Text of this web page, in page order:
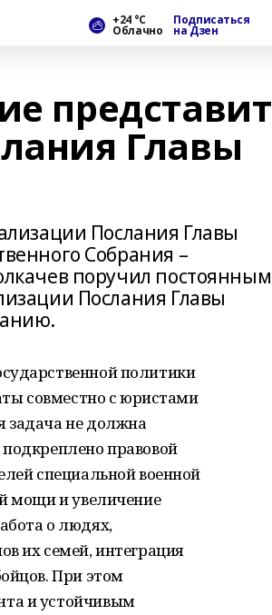
+24 °С
Облачно
Подписаться
на Дзен
представит
Главы
Послания Главы
Собрания –
поручил постоянным
Послания Главы
политики
совместно с юристами
задача не должна
правовой
специальной военной
мощи и увеличение
о людях,
их семей, интеграция
При этом
и устойчивым